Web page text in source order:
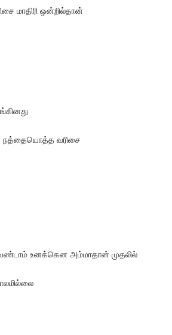
மாதிரி ஒன்றில்தான்
நத்தையொத்த வரிசை
உனக்கென அம்மாதான் முதலில்